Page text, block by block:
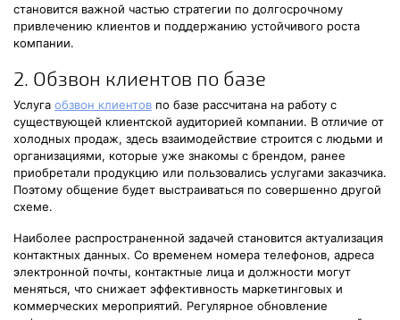
становится важной частью стратегии по долгосрочному
привлечению клиентов и поддержанию устойчивого роста
компании.
2. Обзвон клиентов по базе
Услуга обзвон клиентов по базе рассчитана на работу с
существующей клиентской аудиторией компании. В отличие от
холодных продаж, здесь взаимодействие строится с людьми и
организациями, которые уже знакомы с брендом, ранее
приобретали продукцию или пользовались услугами заказчика.
Поэтому общение будет выстраиваться по совершенно другой
схеме.
Наиболее распространенной задачей становится актуализация
контактных данных. Со временем номера телефонов, адреса
электронной почты, контактные лица и должности могут
меняться, что снижает эффективность маркетинговых и
коммерческих мероприятий. Регулярное обновление